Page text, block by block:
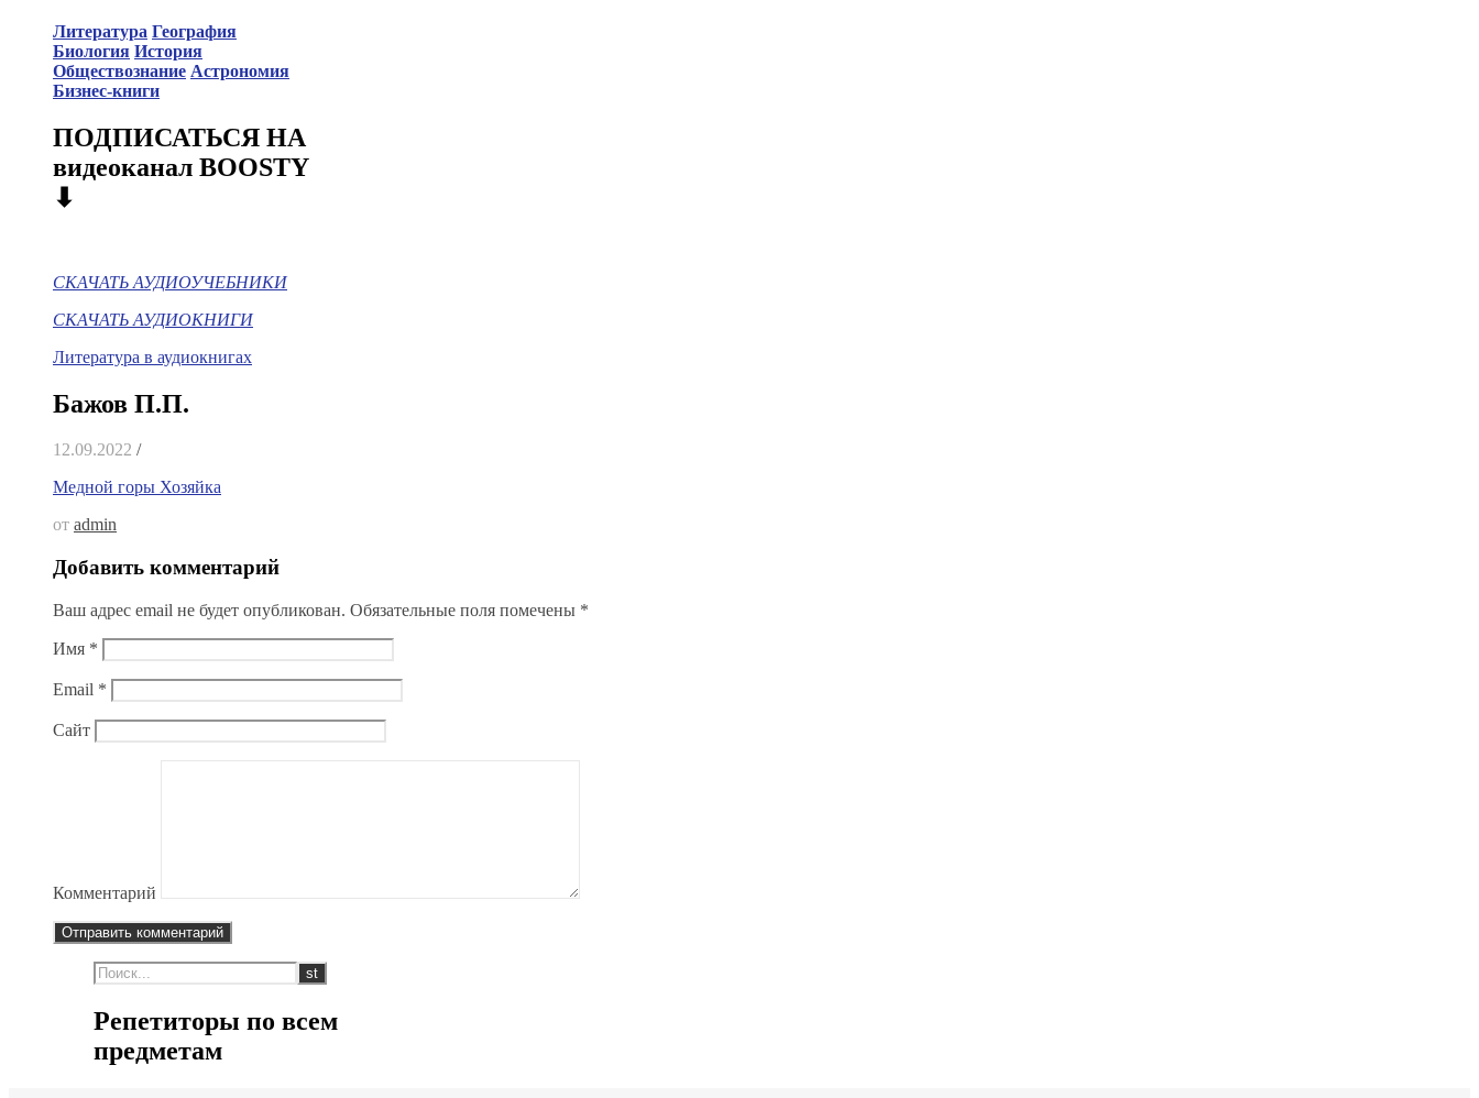
Литература География
Биология История
Обществознание Астрономия
Бизнес-книги
ПОДПИСАТЬСЯ НА
видеоканал BOOSTY
⬇
СКАЧАТЬ АУДИОУЧЕБНИКИ
СКАЧАТЬ АУДИОКНИГИ
Литература в аудиокнигах
Бажов П.П.
12.09.2022 /
Медной горы Хозяйка
от admin
Добавить комментарий
Ваш адрес email не будет опубликован. Обязательные поля помечены *
Имя *
Email *
Сайт
Комментарий
Репетиторы по всем
предметам